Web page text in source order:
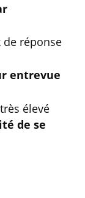
de réponse
entrevue
élevé
de se